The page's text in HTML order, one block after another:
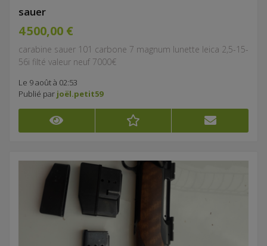
sauer
4 500,00 €
carabine sauer 101 carbone 7 magnum lunette leica 2,5-15-
56i filté valeur neuf 7000€
Le 9 août à 02:53
Publié par joël.petit59